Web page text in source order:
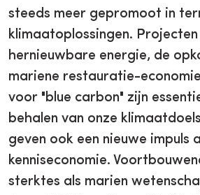
steeds meer gepromoot in
klimaatoplossingen.
hernieuwbare energie, de
mariene restauratie-
voor "blue carbon" zijn
behalen van onze
geven ook een nieuwe impuls
kenniseconomie.
sterktes als marien